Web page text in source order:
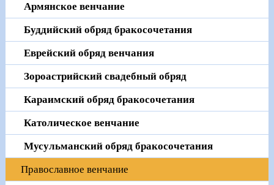
Армянское венчание
Буддийский обряд бракосочетания
Еврейский обряд венчания
Зороастрийский свадебный обряд
Караимский обряд бракосочетания
Католическое венчание
Мусульманский обряд бракосочетания
Православное венчание